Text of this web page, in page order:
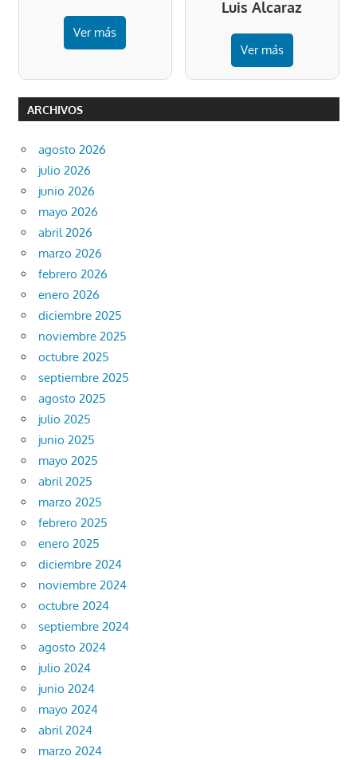
Ver más
Luis Alcaraz
Ver más
ARCHIVOS
agosto 2026
julio 2026
junio 2026
mayo 2026
abril 2026
marzo 2026
febrero 2026
enero 2026
diciembre 2025
noviembre 2025
octubre 2025
septiembre 2025
agosto 2025
julio 2025
junio 2025
mayo 2025
abril 2025
marzo 2025
febrero 2025
enero 2025
diciembre 2024
noviembre 2024
octubre 2024
septiembre 2024
agosto 2024
julio 2024
junio 2024
mayo 2024
abril 2024
marzo 2024